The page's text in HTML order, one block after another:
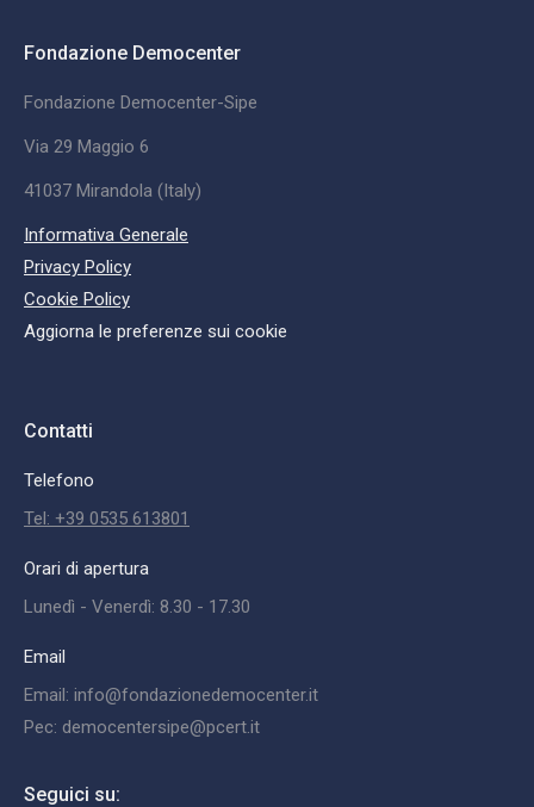
Fondazione Democenter
Fondazione Democenter-Sipe
Via 29 Maggio 6
41037 Mirandola (Italy)
Informativa Generale
Privacy Policy
Cookie Policy
Aggiorna le preferenze sui cookie
Contatti
Telefono
Tel: +39 0535 613801
Orari di apertura
Lunedì - Venerdì: 8.30 - 17.30
Email
Email: info@fondazionedemocenter.it
Pec: democentersipe@pcert.it
Seguici su: